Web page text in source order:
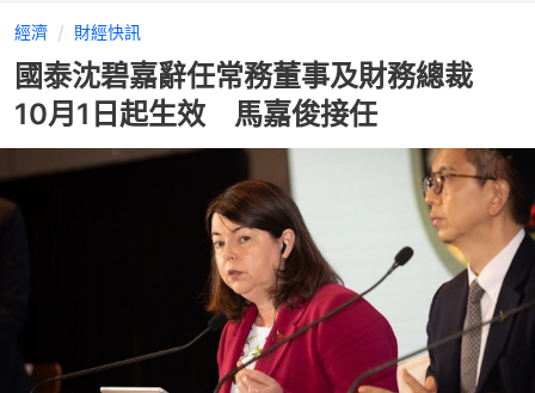
經濟 財經快訊
國泰沈碧嘉辭任常務董事及財務總裁
10月1日起生效 馬嘉俊接任